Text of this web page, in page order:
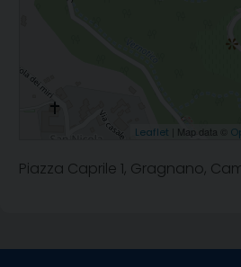
Leaflet | Map data ©
Piazza Caprile 1, Gragnano,